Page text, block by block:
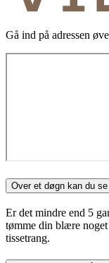
Gå ind på adressen
Over et døgn kan du
Er det mindre end 5
tømme din blære
tissetrang.